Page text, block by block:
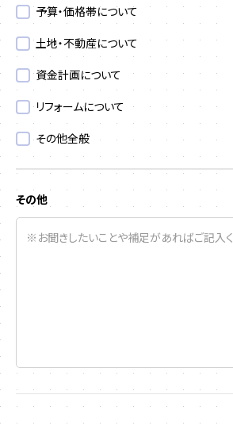
予算・価格帯について
土地・不動産について
資金計画について
リフォームについて
その他全般
その他